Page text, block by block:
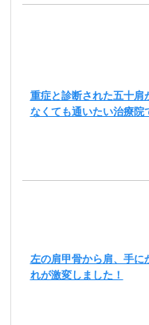
重症と診断された五十肩
なくても通いたい治療院
左の肩甲骨から肩、手に
れが激変しました！